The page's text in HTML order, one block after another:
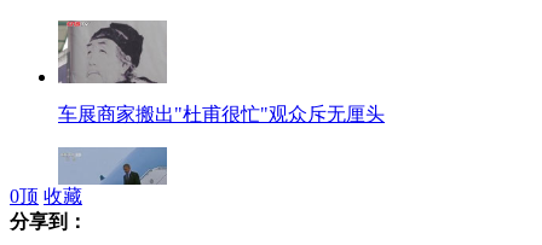
车展商家搬出"杜甫很忙"观众斥无厘头
0顶 收藏
分享到：